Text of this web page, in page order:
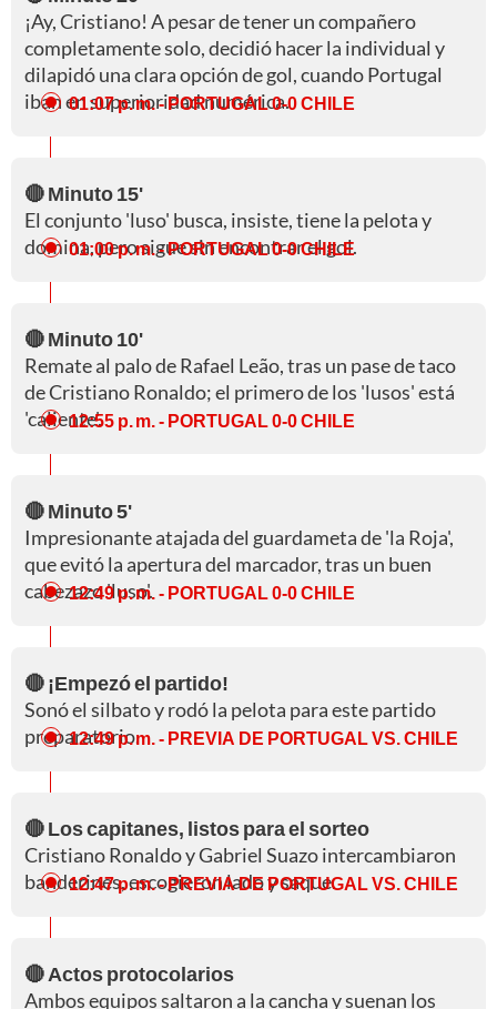
¡Ay, Cristiano! A pesar de tener un compañero
completamente solo, decidió hacer la individual y
dilapidó una clara opción de gol, cuando Portugal
iban en superioridad numérica.
01:07 p. m.- PORTUGAL 0-0 CHILE
🔴 Minuto 15'
El conjunto 'luso' busca, insiste, tiene la pelota y
domina, pero sigue sin encontrar el gol.
01:00 p. m.- PORTUGAL 0-0 CHILE
🔴 Minuto 10'
Remate al palo de Rafael Leão, tras un pase de taco
de Cristiano Ronaldo; el primero de los 'lusos' está
'caliente'.12:55 p. m. - PORTUGAL 0-0 CHILE
🔴 Minuto 5'
Impresionante atajada del guardameta de 'la Roja',
que evitó la apertura del marcador, tras un buen
cabezazo 'luso'.
12:49 p. m. - PORTUGAL 0-0 CHILE
🔴 ¡Empezó el partido!
Sonó el silbato y rodó la pelota para este partido
preparatorio.
12:49 p. m. - PREVIA DE PORTUGAL VS. CHILE
🔴 Los capitanes, listos para el sorteo
Cristiano Ronaldo y Gabriel Suazo intercambiaron
banderines, escogieron lado y saque.
12:47 p. m.- PREVIA DE PORTUGAL VS. CHILE
🔴 Actos protocolarios
Ambos equipos saltaron a la cancha y suenan los